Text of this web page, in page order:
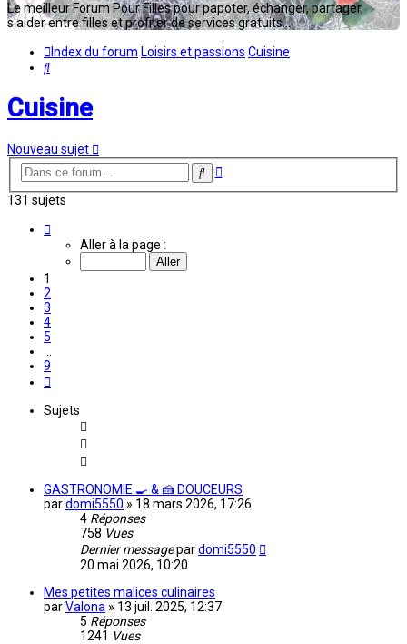
Le meilleur Forum Pour Filles pour papoter, échanger, partager,
s'aider entre filles et profiter de services gratuits...
Index du forum Loisirs et passions Cuisine
Rechercher
Cuisine
Nouveau sujet
Rechercher
Recherche
131 sujets
Aller à la page :
1
2
3
4
5
9
Sujets
GASTRONOMIE 🍳 & 🍰 DOUCEURS
pardomi5550 » 18 mars 2026, 17:26
4 Réponses
758 Vues
Dernier messagepardomi5550
20 mai 2026, 10:20
Mes petites malices culinaires
parValona » 13 juil. 2025, 12:37
5 Réponses
1241 Vues